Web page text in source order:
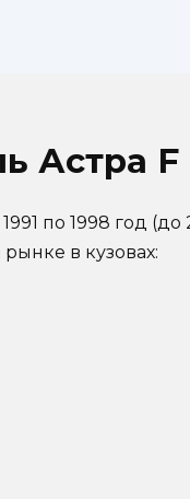
Астра F
по 1998 год (до
в кузовах: